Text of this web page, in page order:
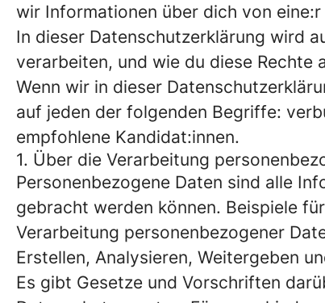
wir Informationen über dich von
In dieser Datenschutzerklärung wird
verarbeiten, und wie du diese Rechte
Wenn wir in dieser
auf jeden der folgenden Begriffe:
empfohlene Kandidat:innen.
1. Über die Verarbeitung
Personenbezogene Daten sind alle
gebracht werden können. Beispiele
Verarbeitung personenbezogener
Erstellen, Analysieren, Weitergeben
Es gibt Gesetze und Vorschriften